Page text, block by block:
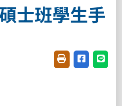
士班學生手
友善列印(開新視
分享至臉書
分享